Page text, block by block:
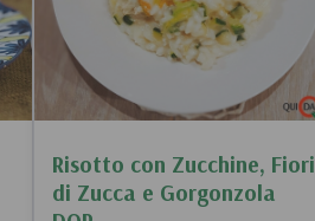
Risotto con Zucchine, Fiori
di Zucca e Gorgonzola